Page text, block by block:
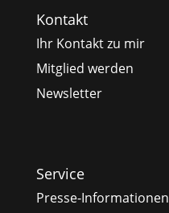
Kontakt
Ihr Kontakt zu mir
Mitglied werden
Newsletter
Service
Presse-Informationen